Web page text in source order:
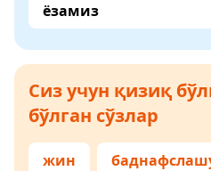
ёзамиз
Сиз учун қизиқ
бўлган сўзлар
жин